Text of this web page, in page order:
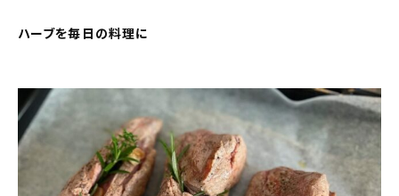
ハーブを毎日の料理に